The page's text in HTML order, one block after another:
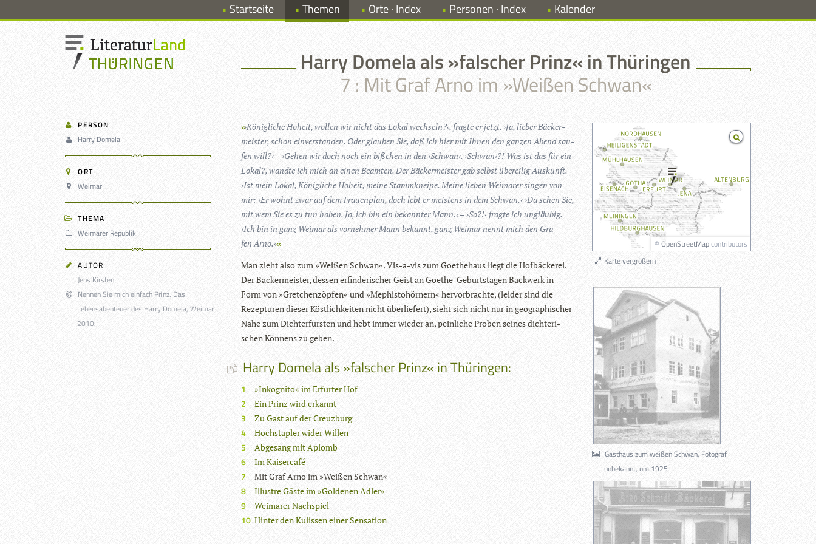
Startseite Themen Orte · Index Personen · Index Kalender
Harry Domela als »falscher Prinz« in Thüringen
7 : Mit Graf Arno im »Weißen Schwan«
PERSON
Harry Domela
ORT
Weimar
THEMA
Weimarer Republik
AUTOR
Jens Kirsten
Nennen Sie mich einfach Prinz. Das
Lebensabenteuer des Harry Domela, Weimar
2010.
›König­li­che Hoheit, wol­len wir nicht das Lokal wech­seln?‹, fragte er jetzt. ›Ja, lie­ber Bäcker­
meis­ter, schon ein­ver­stan­den. Oder glau­ben Sie, daß ich hier mit Ihnen den gan­zen Abend sau­
fen will?‹ – ›Gehen wir doch noch ein biß­chen in den ›Schwan‹. ›Schwan‹?! Was ist das für ein
Lokal?, wandte ich mich an einen Beam­ten. Der Bäcker­meis­ter gab selbst über­ei­lig Aus­kunft.
›Ist mein Lokal, König­li­che Hoheit, meine Stamm­kneipe. Meine lie­ben Wei­ma­rer sin­gen von
mir: ›Er wohnt zwar auf dem Frau­en­plan, doch lebt er meis­tens in dem Schwan.‹ ›Da sehen Sie,
mit wem Sie es zu tun haben. Ja, ich bin ein bekann­ter Mann.‹ – ›So?!‹ fragte ich ungläu­big.
›Ich bin in ganz Wei­mar als vor­neh­mer Mann bekannt, ganz Wei­mar nennt mich den Gra­
fen Arno.‹
Man zieht also zum »Wei­ßen Schwan«. Vis-a-vis zum Goe­the­haus liegt die Hof­bä­cke­rei.
Der Bäcker­meis­ter, des­sen erfin­de­ri­scher Geist an Goe­the-Geburts­ta­gen Back­werk in
Form von »Gret­chen­zöp­fen« und »Mephis­to­hör­nern« her­vor­brachte, (lei­der sind die
Rezep­tu­ren die­ser Köst­lich­kei­ten nicht über­lie­fert), sieht sich nicht nur in geo­gra­phi­scher
Nähe zum Dich­ter­fürs­ten und hebt immer wie­der an, pein­li­che Pro­ben sei­nes dich­te­ri­
schen Kön­nens zu geben.
Harry Domela als »falscher Prinz« in Thüringen:
»Inkognito« im Erfurter Hof
Ein Prinz wird erkannt
Zu Gast auf der Creuzburg
Hochstapler wider Willen
Abgesang mit Aplomb
Im Kaisercafé
Mit Graf Arno im »Weißen Schwan«
Illustre Gäste im »Goldenen Adler«
Weimarer Nachspiel
Hinter den Kulissen einer Sensation
© OpenStreetMapcontributors
Karte vergrößern
Gasthaus zum weißen Schwan, Fotograf
unbekannt, um 1925